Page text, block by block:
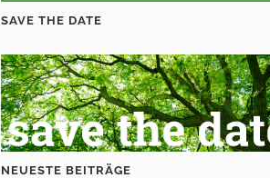
SAVE THE DATE
NEUESTE BEITRÄGE